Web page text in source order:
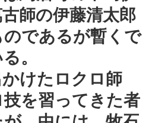
師の伊藤清太郎
であるが暫くで
。
けたロクロ師
を習ってきた者